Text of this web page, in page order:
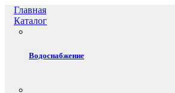
Главная
Каталог
Водоснабжение